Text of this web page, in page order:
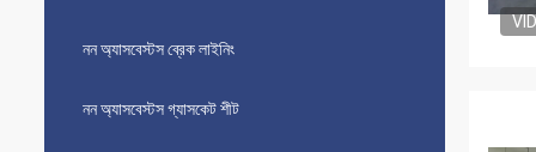
নন অ্যাসবেস্টস ব্রেক লাইনিং
নন অ্যাসবেস্টস গ্যাসকেট শীট